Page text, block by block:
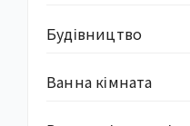
Будівництво
Ванна кімната